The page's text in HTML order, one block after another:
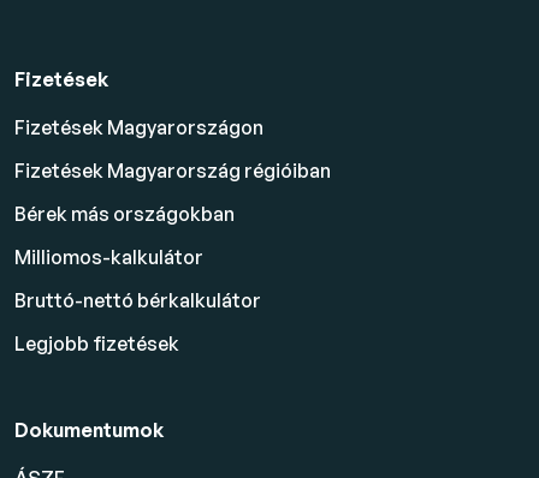
Fizetések
Fizetések Magyarországon
Fizetések Magyarország régióiban
Bérek más országokban
Milliomos-kalkulátor
Bruttó-nettó bérkalkulátor
Legjobb fizetések
Dokumentumok